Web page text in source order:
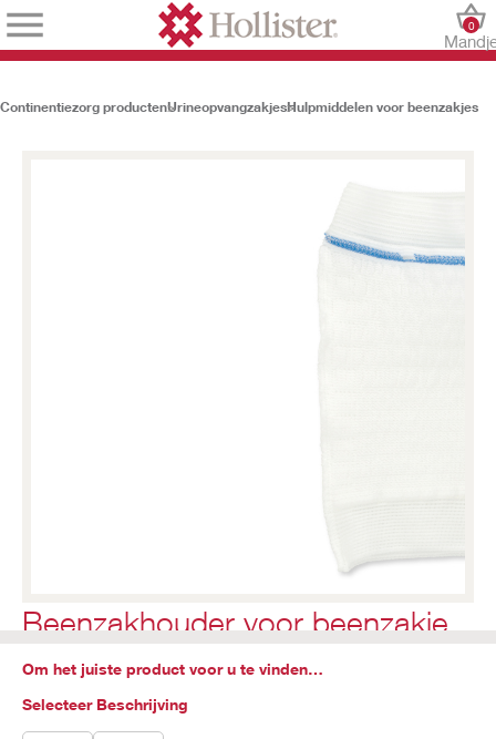
0
Continentiezorg productenUrineopvangzakjesHulpmiddelen voor beenzakjes
Beenzakhouder voor beenzakje
Om het juiste product voor u te vinden…
Selecteer Beschrijving